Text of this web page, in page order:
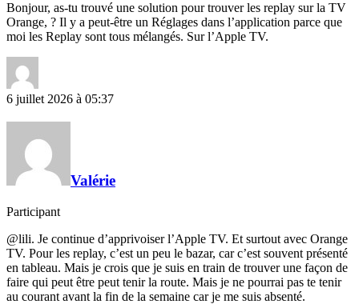
Bonjour, as-tu trouvé une solution pour trouver les replay sur la TV
Orange, ? Il y a peut-être un Réglages dans l’application parce que
moi les Replay sont tous mélangés. Sur l’Apple TV.
6 juillet 2026 à 05:37
Valérie
Participant
@lili. Je continue d’apprivoiser l’Apple TV. Et surtout avec Orange
TV. Pour les replay, c’est un peu le bazar, car c’est souvent présenté
en tableau. Mais je crois que je suis en train de trouver une façon de
faire qui peut être peut tenir la route. Mais je ne pourrai pas te tenir
au courant avant la fin de la semaine car je me suis absenté.